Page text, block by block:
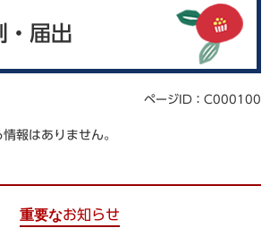
・届出
ページID：C000100
報はありません。
重要なお知らせ